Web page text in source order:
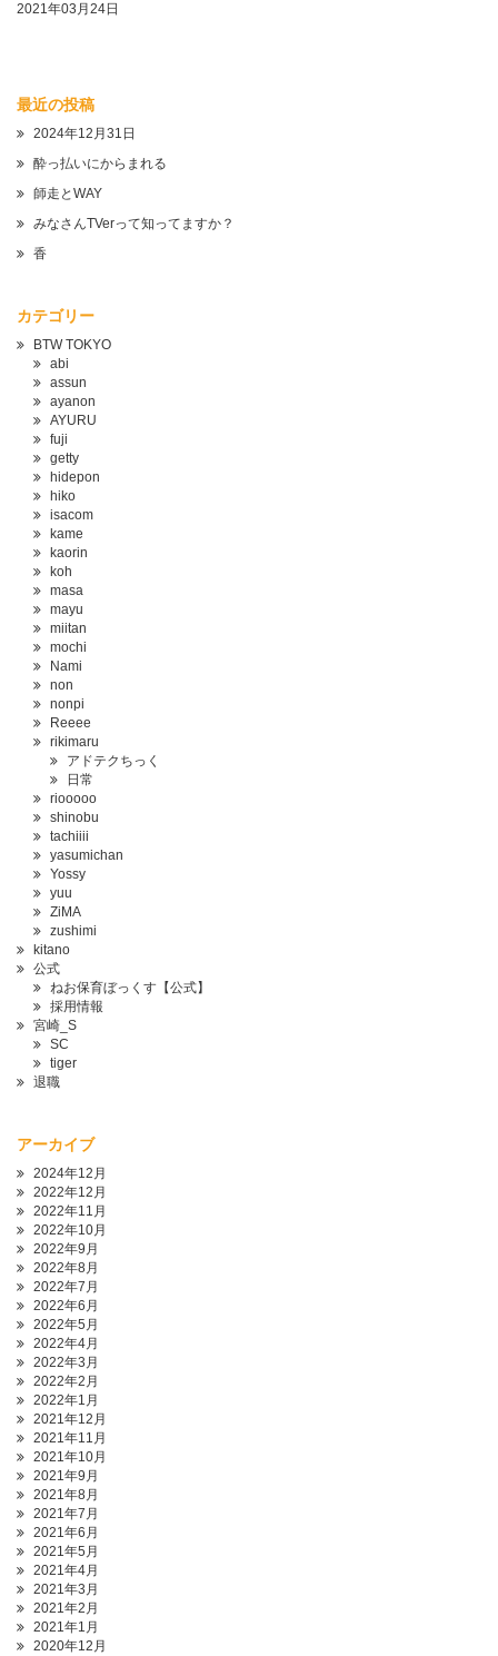
2021年03月24日
最近の投稿
2024年12月31日
酔っ払いにからまれる
師走とWAY
みなさんTVerって知ってますか？
香
カテゴリー
BTW TOKYO
abi
assun
ayanon
AYURU
fuji
getty
hidepon
hiko
isacom
kame
kaorin
koh
masa
mayu
miitan
mochi
Nami
non
nonpi
Reeee
rikimaru
アドテクちっく
日常
riooooo
shinobu
tachiiii
yasumichan
Yossy
yuu
ZiMA
zushimi
kitano
公式
ねお保育ぼっくす【公式】
採用情報
宮崎_S
SC
tiger
退職
アーカイブ
2024年12月
2022年12月
2022年11月
2022年10月
2022年9月
2022年8月
2022年7月
2022年6月
2022年5月
2022年4月
2022年3月
2022年2月
2022年1月
2021年12月
2021年11月
2021年10月
2021年9月
2021年8月
2021年7月
2021年6月
2021年5月
2021年4月
2021年3月
2021年2月
2021年1月
2020年12月